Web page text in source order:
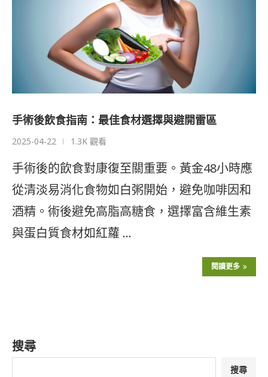
手術後飲食指南：最佳食材選擇與避開雷區
2025-04-22 1.3K 觀看
手術後的飲食對康復至關重要。黃金48小時應
從清淡易消化食物如白粥開始，避免咖啡因和
酒精。術後避免高脂高糖食，選擇富含維生素
與蛋白質食材如紅蘿 …
閱讀更多
搜尋
搜尋